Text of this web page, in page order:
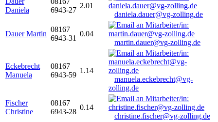
Daniela
6943-27
2.01
daniela.dauer@vg-zolling.de
Dauer Martin
08167
6943-31
0.04
martin.dauer@vg-zolling.de
Eckebrecht
Manuela
08167
6943-59
1.14
manuela.eckebrecht@vg-
zolling.de
Fischer
Christine
08167
6943-28
0.14
christine.fischer@vg-zolling.de